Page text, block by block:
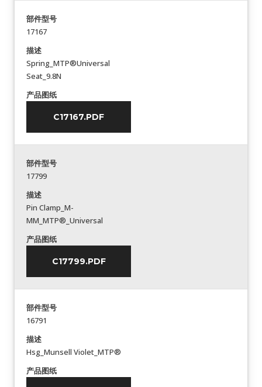
部件型号
17167
描述
Spring_MTP®Universal
Seat_9.8N
产品图纸
C17167.PDF
部件型号
17799
描述
Pin Clamp_M-
MM_MTP®_Universal
产品图纸
C17799.PDF
部件型号
16791
描述
Hsg_Munsell Violet_MTP®
产品图纸